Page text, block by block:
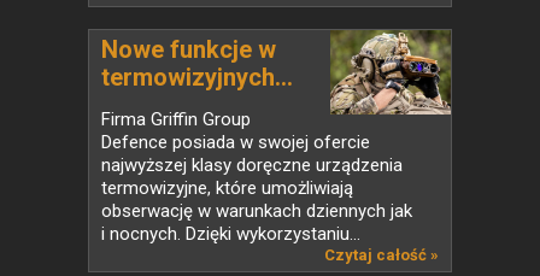
Nowe funkcje w
termowizyjnych...
Firma Griffin Group
Defence posiada w swojej ofercie
najwyższej klasy doręczne urządzenia
termowizyjne, które umożliwiają
obserwację w warunkach dziennych jak
i nocnych. Dzięki wykorzystaniu...
Czytaj całość »